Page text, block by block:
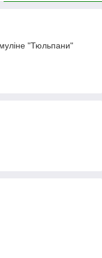
"Тюльпани"